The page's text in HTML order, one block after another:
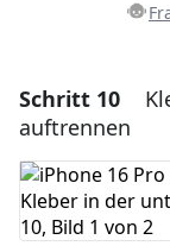
Schritt 10
auftrennen